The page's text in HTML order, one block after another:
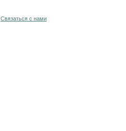
Связаться с нами